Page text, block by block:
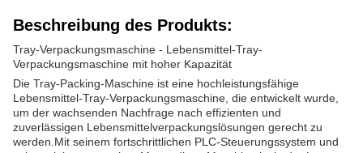
Beschreibung des Produkts:
Tray-Verpackungsmaschine - Lebensmittel-Tray-
Verpackungsmaschine mit hoher Kapazität
Die Tray-Packing-Maschine ist eine hochleistungsfähige
Lebensmittel-Tray-Verpackungsmaschine, die entwickelt wurde,
um der wachsenden Nachfrage nach effizienten und
zuverlässigen Lebensmittelverpackungslösungen gerecht zu
werden.Mit seinem fortschrittlichen PLC-Steuerungssystem und